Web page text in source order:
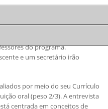
seletivo de mestrado,
por uma Comissão
do programa.
e um secretário irão
por meio do seu Currículo
oral (peso 2/3). A entrevista
centrada em conceitos de